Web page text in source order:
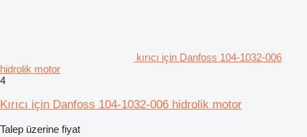
kırıcı için Danfoss 104-1032-006
hidrolik motor
4
Kırıcı için Danfoss 104-1032-006 hidrolik motor
Talep üzerine fiyat